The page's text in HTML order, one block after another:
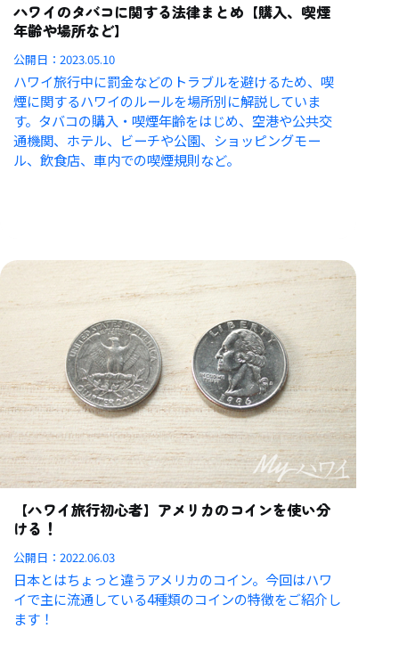
ハワイのタバコに関する法律まとめ【購入、喫煙
年齢や場所など】
公開日：2023.05.10
ハワイ旅行中に罰金などのトラブルを避けるため、喫
煙に関するハワイのルールを場所別に解説していま
す。タバコの購入・喫煙年齢をはじめ、空港や公共交
通機関、ホテル、ビーチや公園、ショッピングモー
ル、飲食店、車内での喫煙規則など。
【ハワイ旅行初心者】アメリカのコインを使い分
ける！
公開日：2022.06.03
日本とはちょっと違うアメリカのコイン。今回はハワ
イで主に流通している4種類のコインの特徴をご紹介し
ます！